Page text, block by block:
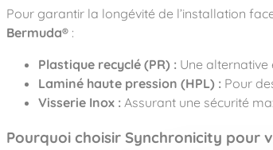
Pour garantir la longévité de l’installation
Bermuda® :
Plastique recyclé (PR) : Une alternative
Laminé haute pression (HPL) : Pour
Visserie Inox : Assurant une sécurité
Pourquoi choisir Synchronicity pour